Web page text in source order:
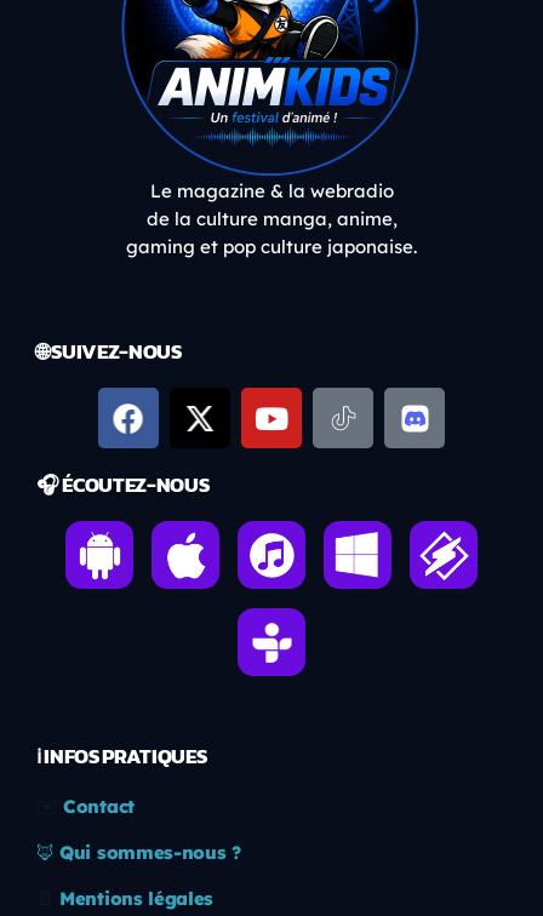
Le magazine & la webradio
de la culture manga, anime,
gaming et pop culture japonaise.
🌐 SUIVEZ-NOUS
🎧 ÉCOUTEZ-NOUS
ℹ️ INFOS PRATIQUES
Contact
🦊 Qui sommes-nous ?
Mentions légales